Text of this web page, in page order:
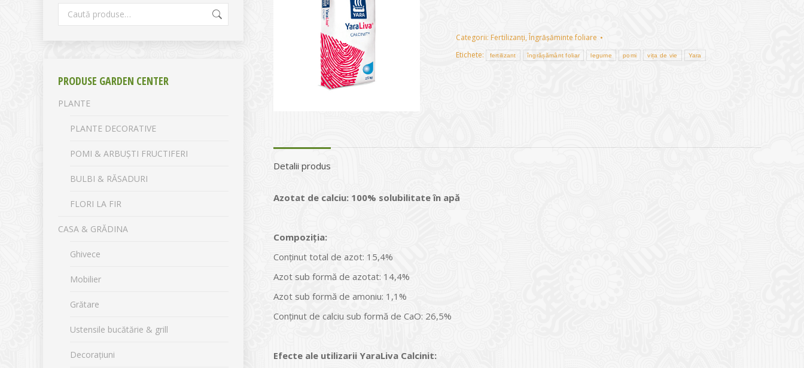
Categorii: Fertilizanți,Îngrășăminte foliare
Etichete:
fertilizant îngrășământ foliar legume pomi vița de vie Yara
Detalii produs
Azotat de calciu: 100% solubilitate în apă
Compoziția:
Conținut total de azot: 15,4%
Azot sub formă de azotat: 14,4%
Azot sub formă de amoniu: 1,1%
Conținut de calciu sub formă de CaO: 26,5%
Efecte ale utilizarii YaraLiva Calcinit:
PRODUSE GARDEN CENTER
PLANTE
PLANTE DECORATIVE
POMI & ARBUȘTI FRUCTIFERI
BULBI & RĂSADURI
FLORI LA FIR
CASA & GRĂDINA
Ghivece
Mobilier
Grătare
Ustensile bucătărie & grill
Decorațiuni